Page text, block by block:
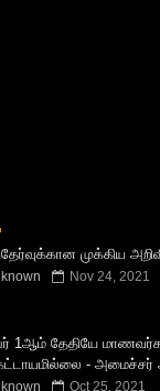
முக்கிய
Nov 24, 2021
1ஆம் தேதியே
- அமைச்சர்
Oct 25, 2021